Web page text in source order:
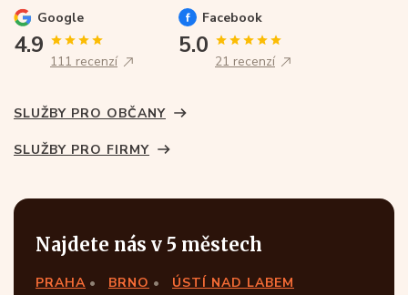
Google
4.9
111 recenzí
Facebook
5.0
21 recenzí
SLUŽBY PRO OBČANY
SLUŽBY PRO FIRMY
Najdete nás v 5 městech
PRAHA BRNO
ÚSTÍ NAD LABEM